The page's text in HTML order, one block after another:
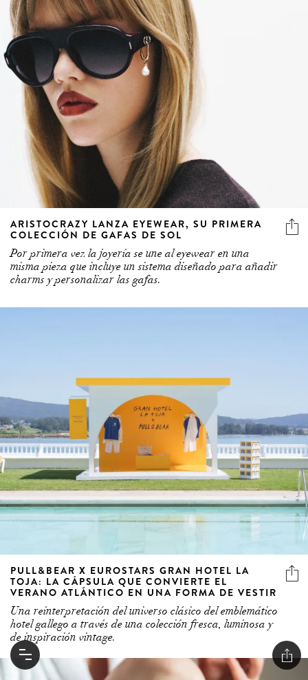
ARISTOCRAZY LANZA EYEWEAR, SU PRIMERA
COLECCIÓN DE GAFAS DE SOL
Por primera vez la joyería se une al eyewear en una
misma pieza que incluye un sistema diseñado para añadir
charms y personalizar las gafas.
PULL&BEAR X EUROSTARS GRAN HOTEL LA
TOJA: LA CÁPSULA QUE CONVIERTE EL
VERANO ATLÁNTICO EN UNA FORMA DE VESTIR
Una reinterpretación del universo clásico del emblemático
hotel gallego a través de una colección fresca, luminosa y
de inspiración vintage.